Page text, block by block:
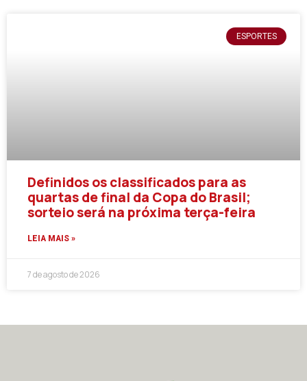
ESPORTES
Definidos os classificados para as
quartas de final da Copa do Brasil;
sorteio será na próxima terça-feira
LEIA MAIS »
7 de agosto de 2026